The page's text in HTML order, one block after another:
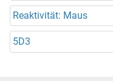
Reaktivität: Maus
5D3